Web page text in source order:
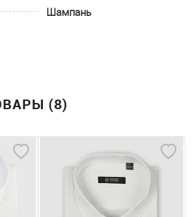
Шампань
(8)